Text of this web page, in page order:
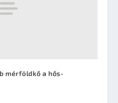
mérföldkő a hős-